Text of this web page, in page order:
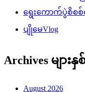
ရွေးကောက်ပွဲစိစစ်
ပျိုမေVlog
Archives မျာ
August 2026